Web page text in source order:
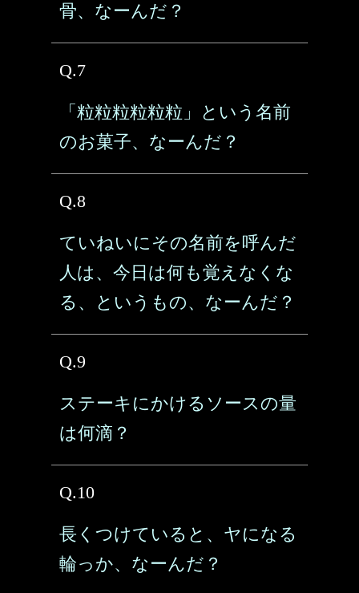
骨、なーんだ？
Q.7
「粒粒粒粒粒粒」という名前
のお菓子、なーんだ？
Q.8
ていねいにその名前を呼んだ
人は、今日は何も覚えなくな
る、というもの、なーんだ？
Q.9
ステーキにかけるソースの量
は何滴？
Q.10
長くつけていると、ヤになる
輪っか、なーんだ？